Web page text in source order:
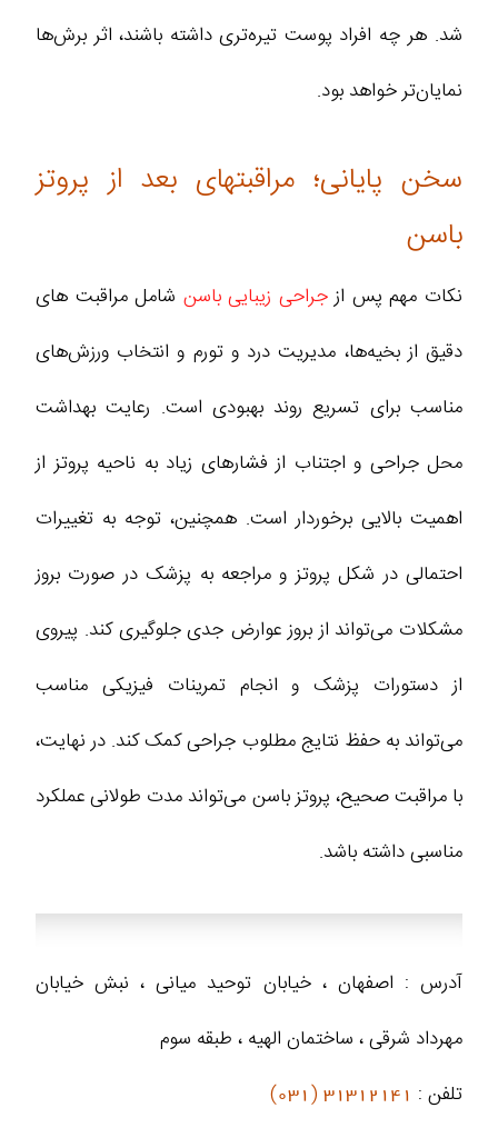
شد. هر چه افراد پوست تیره‌تری داشته باشند، اثر برش‌ها
نمایان‌تر خواهد بود.
سخن پایانی؛ مراقبتهای بعد از پروتز
باسن
نکات مهم پس ازجراحی زیبایی باسن شامل مراقبت‌ های
دقیق از بخیه‌ها، مدیریت درد و تورم و انتخاب ورزش‌های
مناسب برای تسریع روند بهبودی است. رعایت بهداشت
محل جراحی و اجتناب از فشارهای زیاد به ناحیه پروتز از
اهمیت بالایی برخوردار است. همچنین، توجه به تغییرات
احتمالی در شکل پروتز و مراجعه به پزشک در صورت بروز
مشکلات می‌تواند از بروز عوارض جدی جلوگیری کند. پیروی
از دستورات پزشک و انجام تمرینات فیزیکی مناسب
می‌تواند به حفظ نتایج مطلوب جراحی کمک کند. در نهایت،
با مراقبت صحیح، پروتز باسن می‌تواند مدت طولانی عملکرد
مناسبی داشته باشد.
آدرس : اصفهان ، خیابان توحید میانی ، نبش خیابان
مهرداد شرقی ، ساختمان الهیه ، طبقه سوم
تلفن : 31312141 (031)